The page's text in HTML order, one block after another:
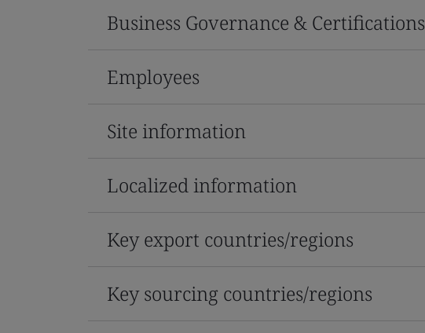
Business Governance & Certifications
Employees
Site information
Localized information
Key export countries/regions
Key sourcing countries/regions